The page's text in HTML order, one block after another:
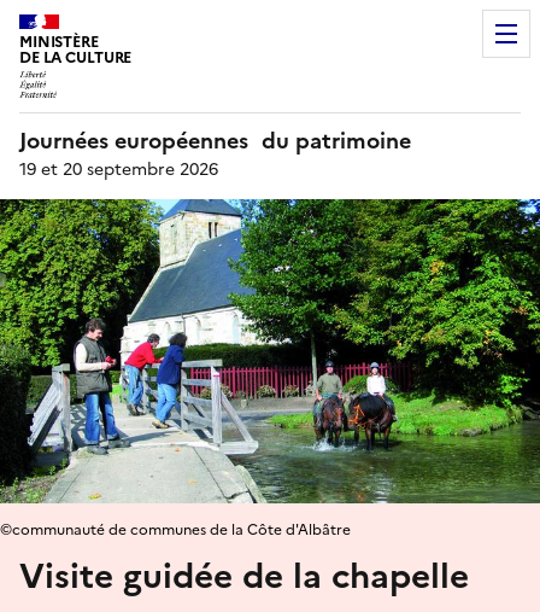
MINISTÈRE
DE LA CULTURE
Journées européennes du patrimoine
19 et 20 septembre 2026
Visite guidée de la chapelle
©communauté de communes de la Côte d'Albâtre